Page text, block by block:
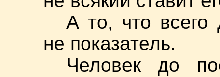
А то, что всего
не показатель.
Человек до